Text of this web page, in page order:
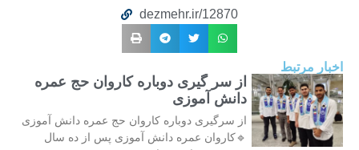
dezmehr.ir/12870
اخبار مرتبط
از سر گیری دوباره کاروان حج عمره
دانش آموزی
از سرگیری دوباره کاروان حج عمره دانش آموزی
🔹کاروان عمره دانش آموزی پس از ده سال